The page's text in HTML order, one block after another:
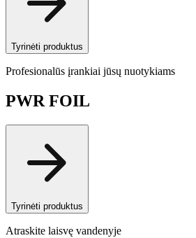
Tyrinėti produktus
Profesionalūs įrankiai jūsų nuotykiams
PWR FOIL
Tyrinėti produktus
Atraskite laisvę vandenyje